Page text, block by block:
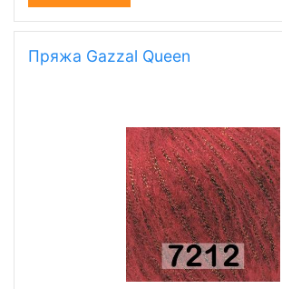
Пряжа Gazzal Queen